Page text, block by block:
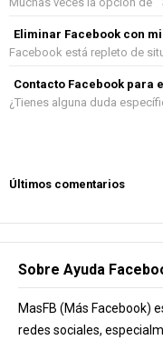
Eliminar Facebook con
Facebook está repleto de
Contacto Facebook para
¿Tienes alguna duda
Últimos comentarios
Sobre Ayuda
MasFB (Más Facebook)
redes sociales,